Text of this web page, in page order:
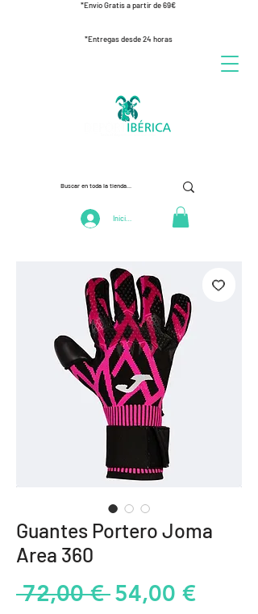
*Envío Gratis a partir de 69€
*Entregas desde 24 horas
Iniciar Sesión
Guantes Portero Joma
Area 360
72,00 € Precio
54,00 €Precio